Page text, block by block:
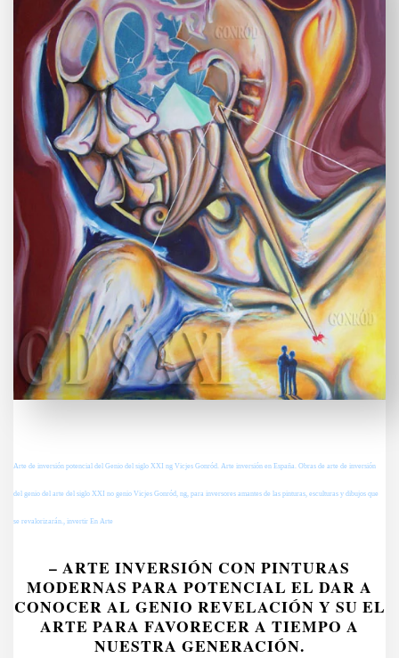
Arte de inversión potencial del Genio del siglo XXI ng Vicjes Gonród. Arte inversión en España. Obras de arte de inversión
del genio del arte del siglo XXI no genio Vicjes Gonród, ng, para inversores amantes de las pinturas, esculturas y dibujos que
se revalorizarán., invertir En Arte
– ARTE INVERSIÓN CON PINTURAS
MODERNAS PARA POTENCIAL EL DAR A
CONOCER AL GENIO REVELACIÓN Y SU EL
ARTE PARA FAVORECER A TIEMPO A
NUESTRA GENERACIÓN.